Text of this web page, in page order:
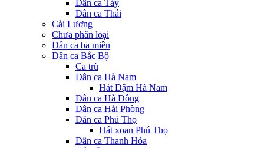
Dân ca Tày
Dân ca Thái
Cải Lương
Chưa phân loại
Dân ca ba miền
Dân ca Bắc Bộ
Ca trù
Dân ca Hà Nam
Hát Dậm Hà Nam
Dân ca Hà Đông
Dân ca Hải Phòng
Dân ca Phú Thọ
Hát xoan Phú Thọ
Dân ca Thanh Hóa